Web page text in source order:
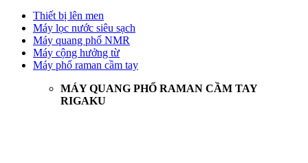
Thiết bị lên men
Máy lọc nước siêu sạch
Máy quang phổ NMR
Máy cộng hưởng từ
Máy phổ raman cầm tay
MÁY QUANG PHỔ RAMAN CẦM TAY
RIGAKU